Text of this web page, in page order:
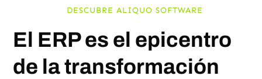
DESCUBRE ALIQUO SOFTWARE
El ERP es el epicentro
de la transformación